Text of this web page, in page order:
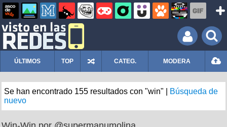
ÚLTIMOS TOP CATEG. MODERA
Se han encontrado 155 resultados con "win" |
Búsqueda de
nuevo